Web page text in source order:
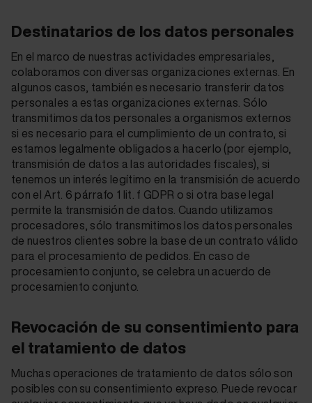
Destinatarios de los datos personales
En el marco de nuestras actividades empresariales,
colaboramos con diversas organizaciones externas. En
algunos casos, también es necesario transferir datos
personales a estas organizaciones externas. Sólo
transmitimos datos personales a organismos externos
si es necesario para el cumplimiento de un contrato, si
estamos legalmente obligados a hacerlo (por ejemplo,
transmisión de datos a las autoridades fiscales), si
tenemos un interés legítimo en la transmisión de acuerdo
con el Art. 6 párrafo 1 lit. f GDPR o si otra base legal
permite la transmisión de datos. Cuando utilizamos
procesadores, sólo transmitimos los datos personales
de nuestros clientes sobre la base de un contrato válido
para el procesamiento de pedidos. En caso de
procesamiento conjunto, se celebra un acuerdo de
procesamiento conjunto.
Revocación de su consentimiento para
el tratamiento de datos
Muchas operaciones de tratamiento de datos sólo son
posibles con su consentimiento expreso. Puede revocar